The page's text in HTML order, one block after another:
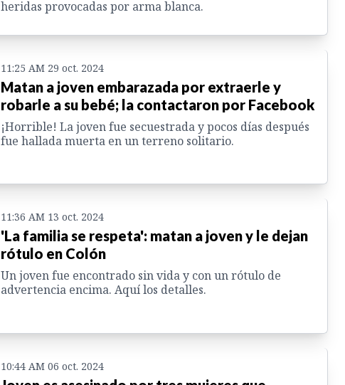
heridas provocadas por arma blanca.
11:25 AM 29 oct. 2024
Matan a joven embarazada por extraerle y
robarle a su bebé; la contactaron por Facebook
¡Horrible! La joven fue secuestrada y pocos días después
fue hallada muerta en un terreno solitario.
11:36 AM 13 oct. 2024
'La familia se respeta': matan a joven y le dejan
rótulo en Colón
Un joven fue encontrado sin vida y con un rótulo de
advertencia encima. Aquí los detalles.
10:44 AM 06 oct. 2024